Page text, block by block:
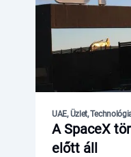
UAE, Üzlet,
A SpaceX
előtt áll